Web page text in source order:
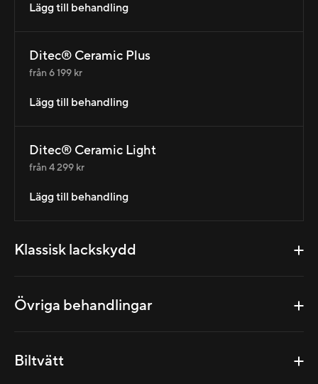
Lägg till behandling
Ditec® Ceramic Plus
från 6 199 kr
Lägg till behandling
Ditec® Ceramic Light
från 4 299 kr
Lägg till behandling
Klassisk lackskydd
Övriga behandlingar
Biltvätt